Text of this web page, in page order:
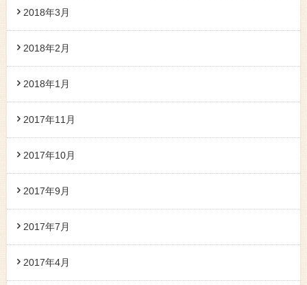
2018年3月
2018年2月
2018年1月
2017年11月
2017年10月
2017年9月
2017年7月
2017年4月